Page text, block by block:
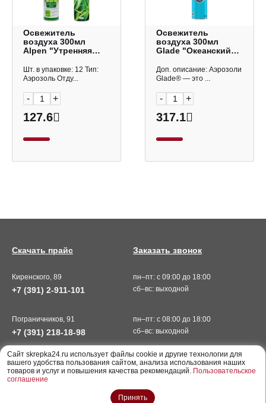
Освежитель
воздуха 300мл
Alpen "Утренняя
ALL09
Шт. в упаковке: 12 Тип:
Аэрозоль Отду...
- +
127.6
Освежитель
воздуха 300мл
Glade "Океанский
261916
Доп. описание: Аэрозоли
Glade® — это ...
- +
317.1
Киренского, 89
+7 (391) 2-911-101
пн–пт: с 09:00 до 18:00
сб–вс: выходной
Пограничников, 91
+7 (391) 218-18-98
пн–пт: с 08:00 до 18:00
сб–вс: выходной
Заказать звонок
Скачать прайс
ООО «Скрепка», г. Красноярск © 2026
Cайт skrepka24.ru использует файлы cookie и другие технологии для
вашего удобства пользования сайтом, анализа использования наших
товаров и услуг и повышения качества рекомендаций. Пользовательское
соглашение
Принять